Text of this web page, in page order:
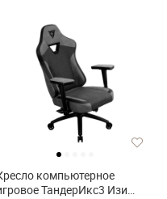
компьютерное
ТандерИкс3 Изи